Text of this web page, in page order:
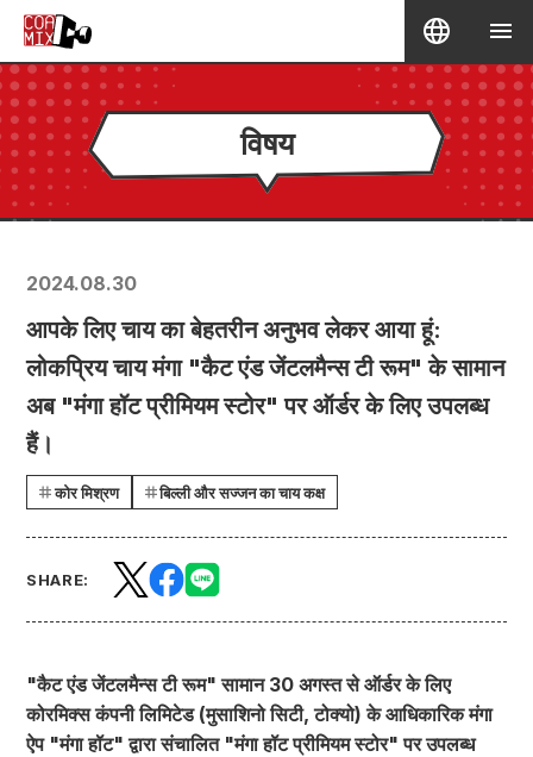
विषय
2024.08.30
आपके लिए चाय का बेहतरीन अनुभव लेकर आया हूं:
लोकप्रिय चाय मंगा "कैट एंड जेंटलमैन्स टी रूम" के सामान
अब "मंगा हॉट प्रीमियम स्टोर" पर ऑर्डर के लिए उपलब्ध
हैं।
कोर मिश्रण बिल्ली और सज्जन का चाय कक्ष
SHARE:
"कैट एंड जेंटलमैन्स टी रूम" सामान 30 अगस्त से ऑर्डर के लिए
कोरमिक्स कंपनी लिमिटेड (मुसाशिनो सिटी, टोक्यो) के आधिकारिक मंगा
ऐप "मंगा हॉट" द्वारा संचालित "मंगा हॉट प्रीमियम स्टोर" पर उपलब्ध